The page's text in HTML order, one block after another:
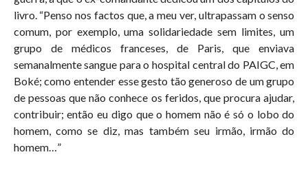
livro. “Penso nos factos que, a meu ver, ultrapassam o senso
comum, por exemplo, uma solidariedade sem limites, um
grupo de médicos franceses, de Paris, que enviava
semanalmente sangue para o hospital central do PAIGC, em
Boké; como entender esse gesto tão generoso de um grupo
de pessoas que não conhece os feridos, que procura ajudar,
contribuir; então eu digo que o homem não é só o lobo do
homem, como se diz, mas também seu irmão, irmão do
homem…”